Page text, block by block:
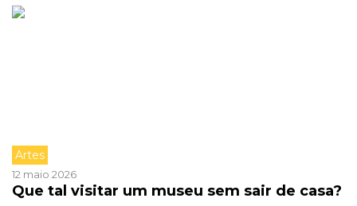
Artes
12 maio 2026
Que tal visitar um museu sem sair de casa?